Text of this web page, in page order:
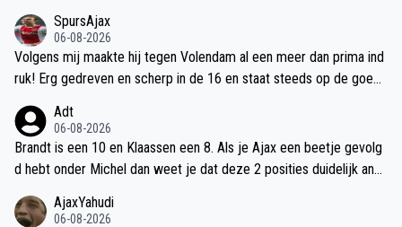
SpursAjax
06-08-2026
Volgens mij maakte hij tegen Volendam al een meer dan prima ind
ruk! Erg gedreven en scherp in de 16 en staat steeds op de goede
maken!
Adt
06-08-2026
Brandt is een 10 en Klaassen een 8. Als je Ajax een beetje gevolg
d hebt onder Michel dan weet je dat deze 2 posities duidelijk and
dt uit moeten vechten
AjaxYahudi
06-08-2026